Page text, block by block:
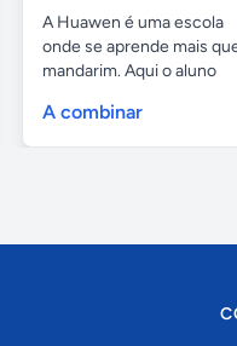
A Huawen é uma escola
onde se aprende mais
mandarim. Aqui o aluno
A combinar